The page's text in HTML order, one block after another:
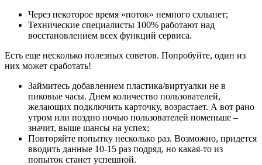
Через некоторое время «поток» немного схлынет;
Технические специалисты 100% работают над
восстановлением всех функций сервиса.
Есть еще несколько полезных советов. Попробуйте, один из
них может сработать!
Займитесь добавлением пластика/виртуалки не в
пиковые часы. Днем количество пользователей,
желающих подключить карточку, возрастает. А вот рано
утром или поздно ночью пользователей поменьше –
значит, выше шансы на успех;
Повторяйте попытку несколько раз. Возможно, придется
вводить данные 10-15 раз подряд, но какая-то из
попыток станет успешной.